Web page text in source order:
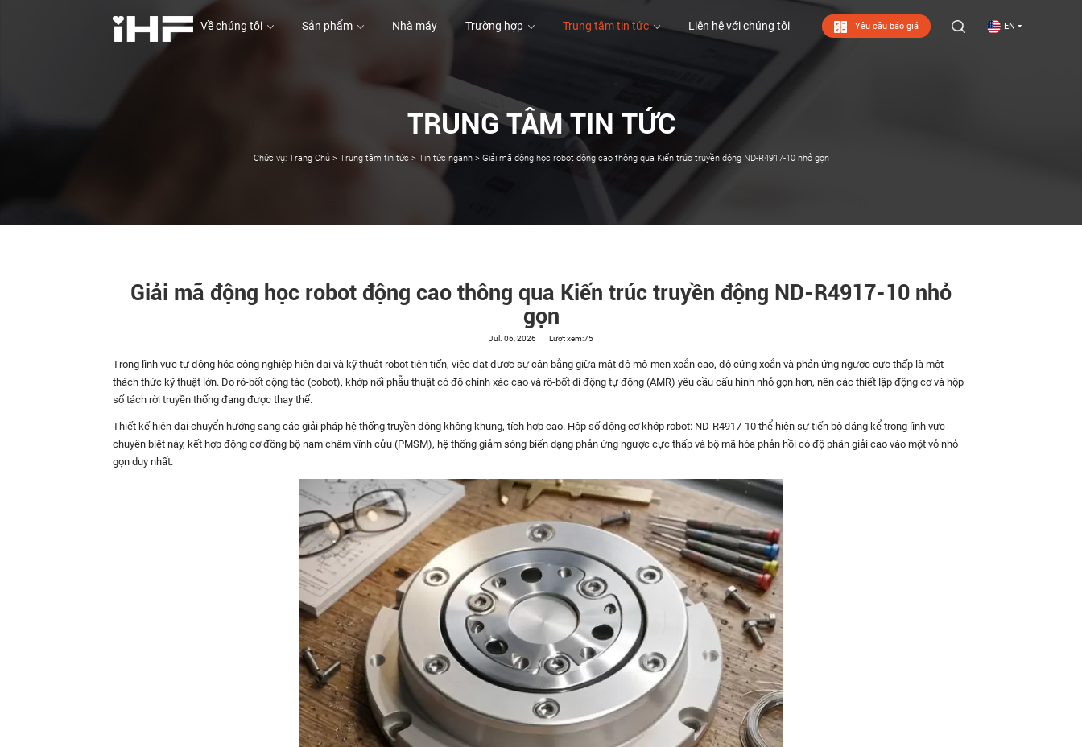
EN
Yêu cầu báo giá
Về chúng tôi Sản phẩm Nhà máy
Nhà máy
Trường hợp
Trường hợp
Trung tâm tin tức Liên hệ với chúng tôi
Liên hệ với chúng tôi
TRUNG TÂM TIN TỨC
Chức vụ: Trang Chủ> Trung tâm tin tức> Tin tức ngành>Giải mã động học robot động cao thông qua Kiến trúc truyền động ND-R4917-10 nhỏ gọn
Giải mã động học robot động cao thông qua Kiến trúc truyền động ND-R4917-10 nhỏ
gọn
Jul. 06, 2026 Lượt xem:75
Trong lĩnh vực tự động hóa công nghiệp hiện đại và kỹ thuật robot tiên tiến, việc đạt được sự cân bằng giữa mật độ mô-men xoắn cao, độ cứng xoắn và phản ứng ngược cực thấp là một
thách thức kỹ thuật lớn. Do rô-bốt cộng tác (cobot), khớp nối phẫu thuật có độ chính xác cao và rô-bốt di động tự động (AMR) yêu cầu cấu hình nhỏ gọn hơn, nên các thiết lập động cơ và hộp
số tách rời truyền thống đang được thay thế.
Thiết kế hiện đại chuyển hướng sang các giải pháp hệ thống truyền động không khung, tích hợp cao. Hộp số động cơ khớp robot: ND-R4917-10 thể hiện sự tiến bộ đáng kể trong lĩnh vực
chuyên biệt này, kết hợp động cơ đồng bộ nam châm vĩnh cửu (PMSM), hệ thống giảm sóng biến dạng phản ứng ngược cực thấp và bộ mã hóa phản hồi có độ phân giải cao vào một vỏ nhỏ
gọn duy nhất.